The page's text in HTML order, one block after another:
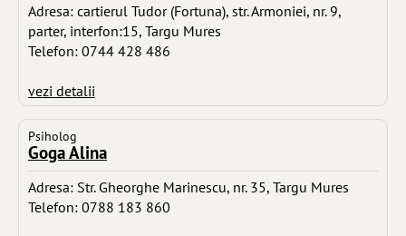
Adresa: cartierul Tudor (Fortuna), str. Armoniei, nr. 9,
parter, interfon:15, Targu Mures
Telefon: 0744 428 486
vezi detalii
Psiholog
Goga Alina
Adresa: Str. Gheorghe Marinescu, nr. 35, Targu Mures
Telefon: 0788 183 860